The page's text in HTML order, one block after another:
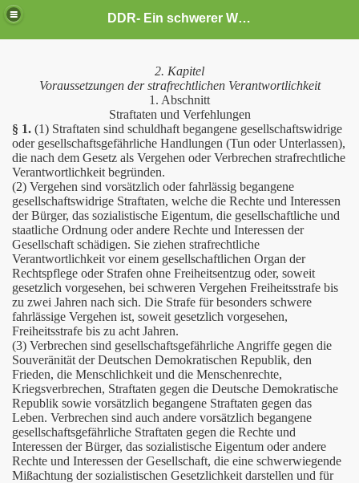
DDR- Ein schwerer Weg
2. Kapitel
Voraussetzungen der strafrechtlichen Verantwortlichkeit
1. Abschnitt
Straftaten und Verfehlungen
§ 1. (1) Straftaten sind schuldhaft begangene gesellschaftswidrige
oder gesellschaftsgefährliche Handlungen (Tun oder Unterlassen),
die nach dem Gesetz als Vergehen oder Verbrechen strafrechtliche
Verantwortlichkeit begründen.
(2) Vergehen sind vorsätzlich oder fahrlässig begangene
gesellschaftswidrige Straftaten, welche die Rechte und Interessen
der Bürger, das sozialistische Eigentum, die gesellschaftliche und
staatliche Ordnung oder andere Rechte und Interessen der
Gesellschaft schädigen. Sie ziehen strafrechtliche
Verantwortlichkeit vor einem gesellschaftlichen Organ der
Rechtspflege oder Strafen ohne Freiheitsentzug oder, soweit
gesetzlich vorgesehen, bei schweren Vergehen Freiheitsstrafe bis
zu zwei Jahren nach sich. Die Strafe für besonders schwere
fahrlässige Vergehen ist, soweit gesetzlich vorgesehen,
Freiheitsstrafe bis zu acht Jahren.
(3) Verbrechen sind gesellschaftsgefährliche Angriffe gegen die
Souveränität der Deutschen Demokratischen Republik, den
Frieden, die Menschlichkeit und die Menschenrechte,
Kriegsverbrechen, Straftaten gegen die Deutsche Demokratische
Republik sowie vorsätzlich begangene Straftaten gegen das
Leben. Verbrechen sind auch andere vorsätzlich begangene
gesellschaftsgefährliche Straftaten gegen die Rechte und
Interessen der Bürger, das sozialistische Eigentum oder andere
Rechte und Interessen der Gesellschaft, die eine schwerwiegende
Mißachtung der sozialistischen Gesetzlichkeit darstellen und für
leicht